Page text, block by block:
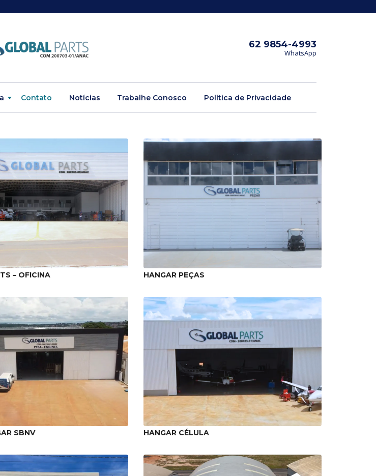
62 9854-4993
WhatsApp
Contato Notícias Trabalhe Conosco Política de Privacidade
– OFICINA HANGAR PEÇAS
SBNV HANGAR CÉLULA